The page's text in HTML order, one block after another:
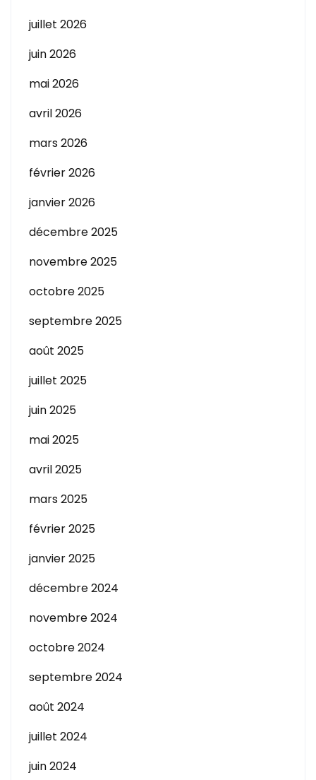
juillet 2026
juin 2026
mai 2026
avril 2026
mars 2026
février 2026
janvier 2026
décembre 2025
novembre 2025
octobre 2025
septembre 2025
août 2025
juillet 2025
juin 2025
mai 2025
avril 2025
mars 2025
février 2025
janvier 2025
décembre 2024
novembre 2024
octobre 2024
septembre 2024
août 2024
juillet 2024
juin 2024